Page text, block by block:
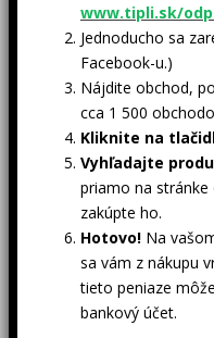
www.tipli.sk/
Jednoducho sa
Facebook-u.)
Nájdite obchod,
cca 1 500
Kliknite na
Vyhľadajte
priamo na
zakúpte ho.
Hotovo! Na
sa vám z nákupu
tieto peniaze
bankový účet.